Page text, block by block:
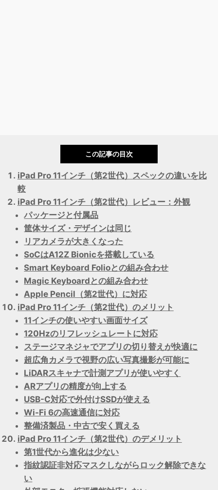
この記事の目次
iPad Pro 11インチ（第2世代）スペックの違いを比
較
iPad Pro 11インチ（第2世代）レビュー：外観
パッケージと付属品
筐体サイズ・デザインは同じ
リアカメラが大きくなった
SoCはA12Z Bionicを搭載している
Smart Keyboard Folioとの組み合わせ
Magic Keyboardとの組み合わせ
Apple Pencil（第2世代）に対応
iPad Pro 11インチ（第2世代）のメリット
11インチの使いやすい画面サイズ
120Hzのリフレッシュレートに対応
ステージマネジャでアプリの切り替えが快適に
超広角カメラで視野の広い写真撮影が可能に
LiDARスキャナで計測アプリが使いやすく
ARアプリの精度が向上する
USB-C対応で外付けSSDが使える
Wi-Fi 6の高速通信に対応
整備済製品・中古で安く買える
iPad Pro 11インチ（第2世代）のデメリット
第1世代から進化は少ない
指紋認証非対応マスクしながらロック解除できな
い